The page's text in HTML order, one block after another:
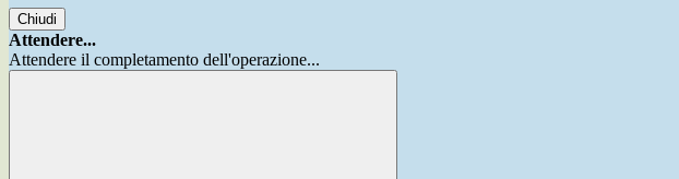
Chiudi
Attendere...
Attendere il completamento dell'operazione...